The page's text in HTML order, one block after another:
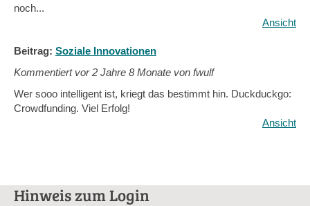
noch...
Ansicht
Beitrag: Soziale Innovationen
Kommentiert vor2 Jahre 8 Monate von fwulf
Wer sooo intelligent ist, kriegt das bestimmt hin. Duckduckgo:
Crowdfunding. Viel Erfolg!
Ansicht
Hinweis zum Login